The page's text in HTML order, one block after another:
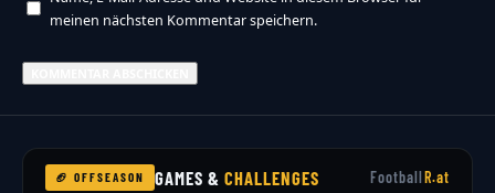
meinen nächsten Kommentar speichern.
🏈 OFFSEASON GAMES &CHALLENGES FootballR.at